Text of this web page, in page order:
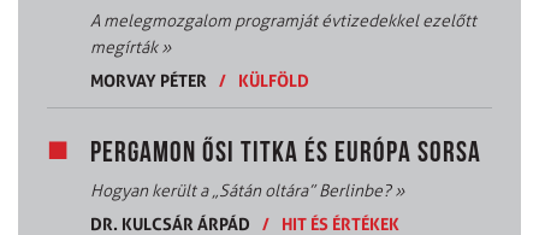
A melegmozgalom programját évtizedekkel ezelőtt
megírták»
MORVAY PÉTER
/ KÜLFÖLD
PERGAMON ŐSI TITKA ÉS EURÓPA SORSA
Hogyan került a „Sátán oltára” Berlinbe?»
DR. KULCSÁR ÁRPÁD
/ HIT ÉS ÉRTÉKEK